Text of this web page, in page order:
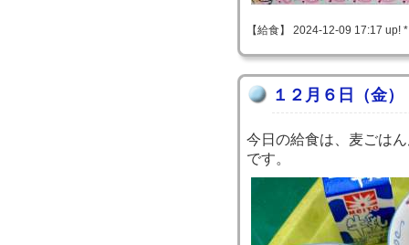
【給食】 2024-12-09 17:17 up!
１２月６日（金）
今日の給食は、麦ごは
です。